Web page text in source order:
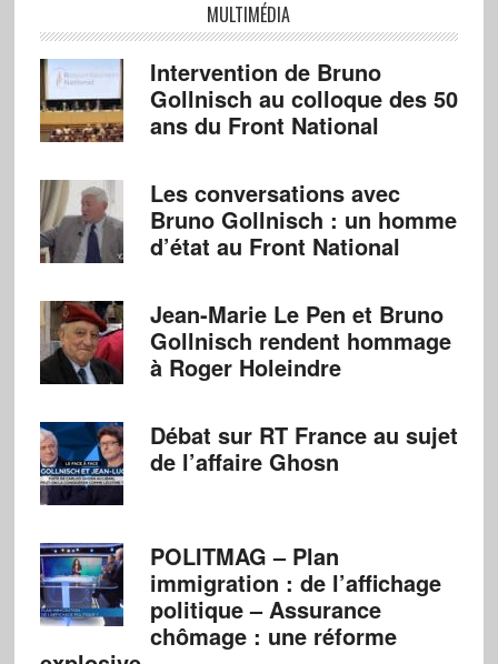
MULTIMÉDIA
Intervention de Bruno
Gollnisch au colloque des 50
ans du Front National
Les conversations avec
Bruno Gollnisch : un homme
d’état au Front National
Jean-Marie Le Pen et Bruno
Gollnisch rendent hommage
à Roger Holeindre
Débat sur RT France au sujet
de l’affaire Ghosn
POLITMAG – Plan
immigration : de l’affichage
politique – Assurance
chômage : une réforme